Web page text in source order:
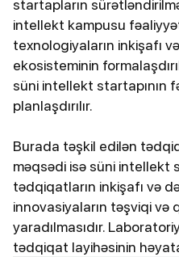
startapların
intellekt kampusu
texnologiyaların inkişafı
ekosisteminin
süni intellekt startapının
planlaşdırılır.
Burada təşkil edilən
məqsədi isə süni intellekt
tədqiqatların inkişafı və
innovasiyaların təşviqi və
yaradılmasıdır.
tədqiqat layihəsinin